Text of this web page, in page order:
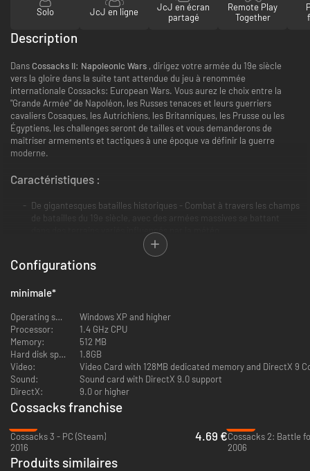
Solo JcJ en ligne
JcJ en écran
partagé
Remote Play
Together
Description
DansCossacks II: Napoleonic Wars , dirigez votre armée du 19e siècle
vers la gloire dans la suite tant attendue du jeu à renommée
internationale Cossacks: European Wars. Vous aurez le choix entre la
"Grande Armée" de Napoléon, les Russes tenaces et leurs guerriers
cavaliers Cosaques, les Autrichiens, les Britanniques, les Prusse ou les
Égyptiens, les challenges seront de tailles et vous demanderons de
maîtriser armements et tactiques à une époque va définir la guerre
moderne.
Caractéristiques :
De gigantesques batailles historiques - Combat à travers les champs
de batailles du 19e siècle, avec des armées massives se battant
dans des terrains variés influencés par la météo.
Une jouabilité variée - Profitez d'une campagne stratégique pour
dominer l'Europe, suivez pas à pas les empereurs et généraux dans
des batailles inspirées par l'histoire, affrontez vos ennemis lors de
Il y a plus à gagner qu'un combat - Apprenez à affaiblir
champ de bataille.
Un système de morale de troupes réaliste - Seules les troupes bien
gérées et bien approvisionnées peuvent survivre assez longtemps
pour gagner de l'expérience et devenir experte en combat.
Jeu en ligne - Joue contre ou en coopération avec les autres
joueurs et leurs empereurs, via LAN ou internet.
Configurations
minimale*
Operating system:Windows XP and higher
Processor:
1.4 GHz CPU
Memory:
512 MB
Hard disk space:
1.8GB
Video:
Video Card with 128MB dedicated memory and DirectX 9
Sound:
Sound card with DirectX 9.0 support
DirectX:
9.0 or higher
Cossacks franchise
Cossacks 3 - PC (Steam)
2016
4.69 €Cossacks 2: Battle
2006
Produits similaires